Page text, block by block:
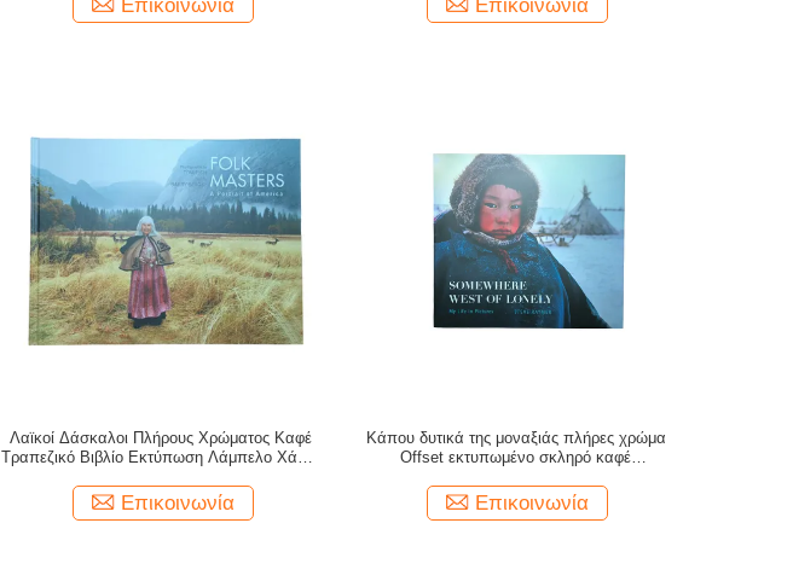
Επικοινωνία Επικοινωνία
Λαϊκοί Δάσκαλοι Πλήρους Χρώματος Καφέ
Τραπεζικό Βιβλίο Εκτύπωση Λάμπελο Χάρτη
Οικιακή Διακόσμηση
Επικοινωνία
Κάπου δυτικά της μοναξιάς πλήρες χρώμα
Offset εκτυπωμένο σκληρό καφέ
γυαλιστερό χαρτί τέχνης
Επικοινωνία